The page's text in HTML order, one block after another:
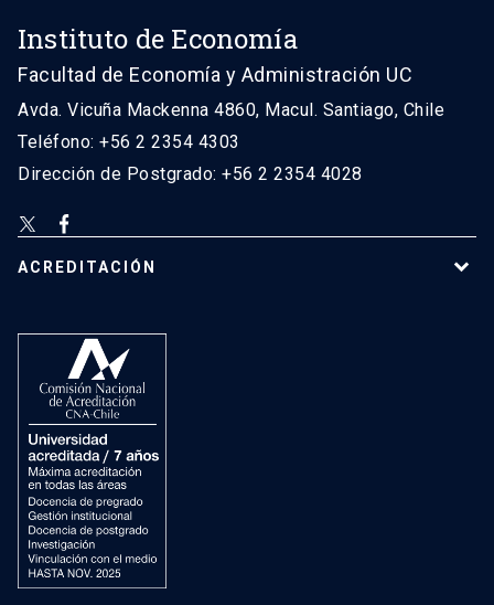
Instituto de Economía
Facultad de Economía y Administración UC
Avda. Vicuña Mackenna 4860, Macul. Santiago, Chile
Teléfono: +56 2 2354 4303
Dirección de Postgrado: +56 2 2354 4028
ACREDITACIÓN